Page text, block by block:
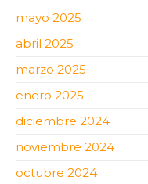
mayo 2025
abril 2025
marzo 2025
enero 2025
diciembre 2024
noviembre 2024
octubre 2024